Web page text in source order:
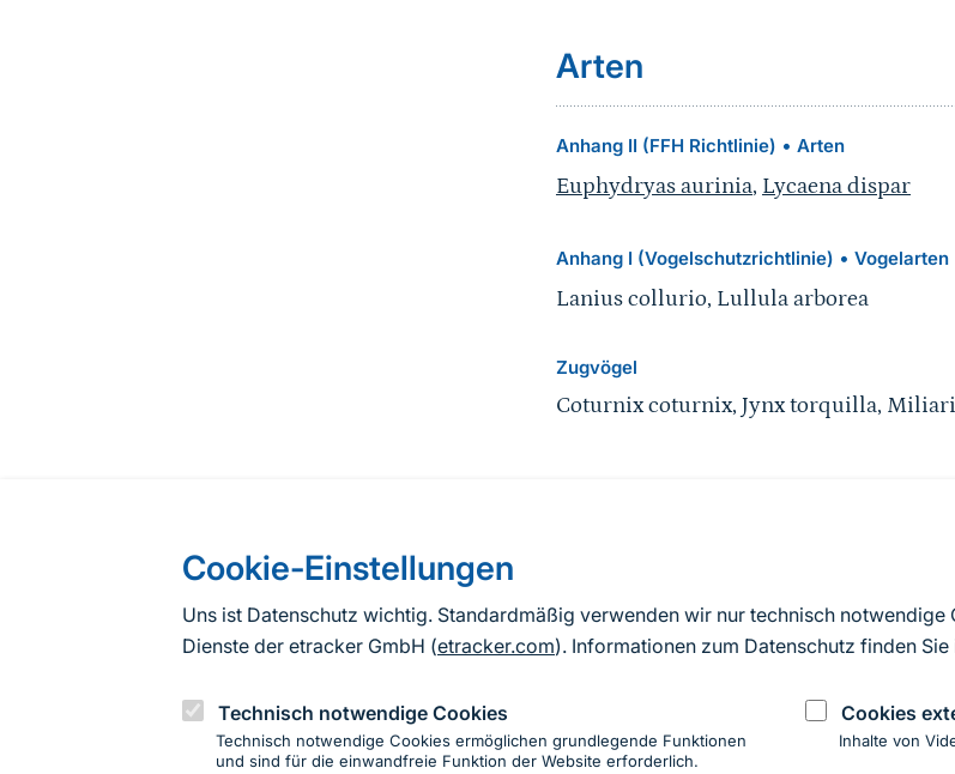
Cookie-Einstellungen
Uns ist Datenschutz wichtig. Standardmäßig verwenden wir nur technisch
Dienste der etracker GmbH (etracker.com). Informationen zum Datenschutz finden Sie
Technisch notwendige Cookies
Technisch notwendige Cookies ermöglichen grundlegende Funktionen
und sind für die einwandfreie Funktion der Website erforderlich.
Cookies
Inhalte von
Arten
Anhang II (FFH Richtlinie) • Arten
Euphydryas aurinia, Lycaena dispar
Anhang I (Vogelschutzrichtlinie) • Vogelarten
Lanius collurio, Lullula arborea
Zugvögel
Coturnix coturnix, Jynx torquilla,
Nach Angaben der an die EU
2019). Aus besonderen Schutzgründen